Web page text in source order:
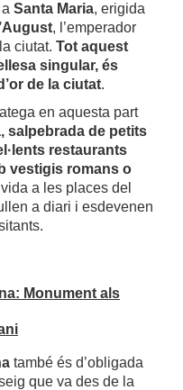
Santa Maria, erigida
, l’emperador
ciutat. Tot aquest
singular, és
de la ciutat.
en aquesta part
salpebrada de petits
restaurants
vestigis romans o
a les places del
a diari i esdevenen
Monument als
també és d’obligada
que va des de la